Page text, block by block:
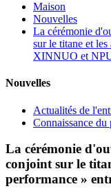
Maison
Nouvelles
La cérémonie
sur le titane et
XINNUO et
Nouvelles
Actualités de
Connaissance du
La cérémonie
conjoint sur le
performance »